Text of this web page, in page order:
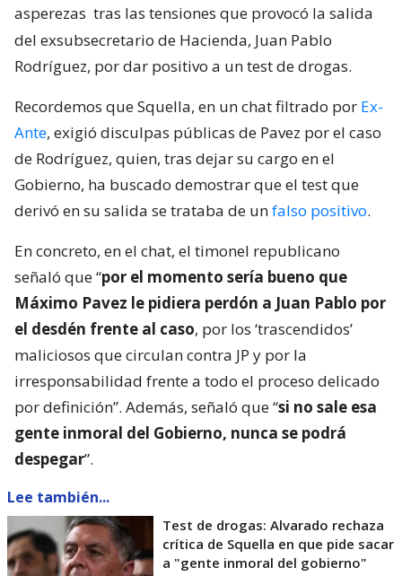
asperezas tras las tensiones que provocó la salida
del exsubsecretario de Hacienda, Juan Pablo
Rodríguez, por dar positivo a un test de drogas.
Recordemos que Squella, en un chat filtrado por Ex-
Ante, exigió disculpas públicas de Pavez por el caso
de Rodríguez, quien, tras dejar su cargo en el
Gobierno, ha buscado demostrar que el test que
derivó en su salida se trataba de unfalso positivo.
En concreto, en el chat, el timonel republicano
señaló que “por el momento sería bueno que
Máximo Pavez le pidiera perdón a Juan Pablo por
el desdén frente al caso, por los ‘trascendidos’
maliciosos que circulan contra JP y por la
irresponsabilidad frente a todo el proceso delicado
por definición”. Además, señaló que “si no sale esa
gente inmoral del Gobierno, nunca se podrá
despegar”.
Lee también...
Test de drogas: Alvarado rechaza
crítica de Squella en que pide sacar
a "gente inmoral del gobierno"